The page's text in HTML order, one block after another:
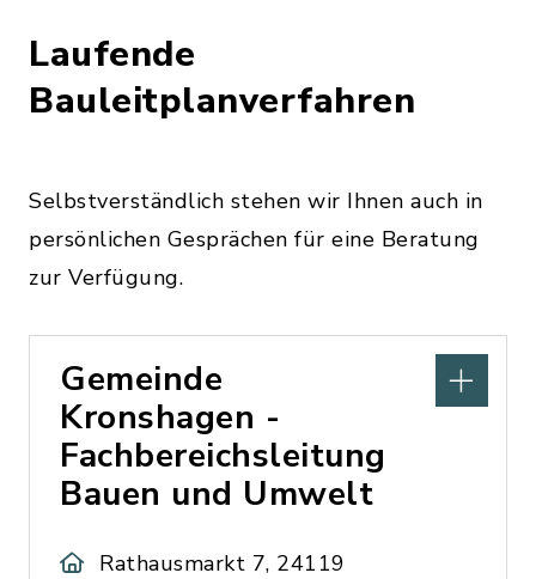
Laufende
Bauleitplanverfahren
Selbstverständlich stehen wir Ihnen auch in
persönlichen Gesprächen für eine Beratung
zur Verfügung.
Gemeinde
Kronshagen -
Fachbereichsleitung
Bauen und Umwelt
Rathausmarkt 7, 24119